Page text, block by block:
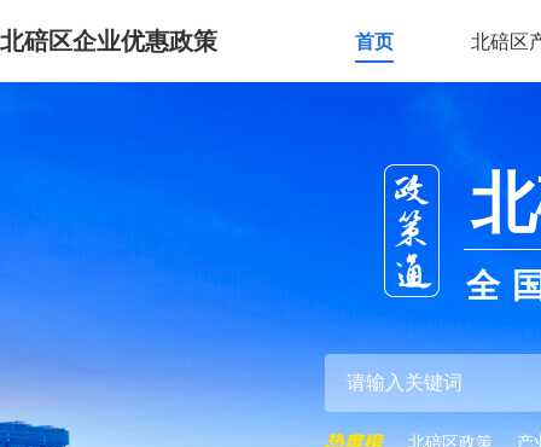
北碚区企业优惠政策 首页 北碚区
全
北碚区政策 产